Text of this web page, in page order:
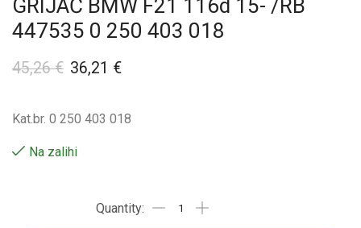
GRIJAČ BMW F21 116d 15- /RB
447535 0 250 403 018
45,26€ 36,21 €
Kat.br. 0 250 403 018
Na zalihi